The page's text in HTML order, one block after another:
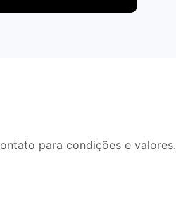
para condições e valores.